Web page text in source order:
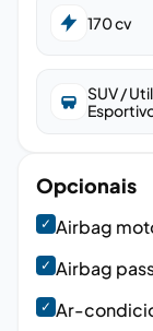
170cv
SUV /
Opcionais
✓ Airbag
✓ Airbag
✓ Ar-